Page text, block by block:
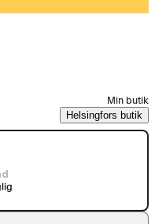
Min butik
Helsingfors butik